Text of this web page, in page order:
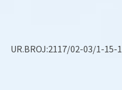
UR.BROJ:2117/02-03/1-15-1